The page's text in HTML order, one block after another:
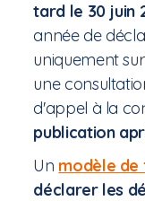
tard le 30 juin
année de
uniquement
une
d'appel à la
publication
Un modèle de
déclarer les